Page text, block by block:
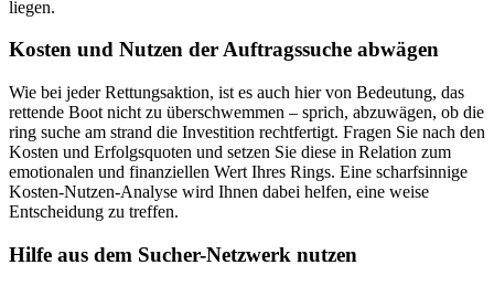
liegen.
Kosten und Nutzen der Auftragssuche abwägen
Wie bei jeder Rettungsaktion, ist es auch hier von Bedeutung, das
rettende Boot nicht zu überschwemmen – sprich, abzuwägen, ob die
ring suche am strand die Investition rechtfertigt. Fragen Sie nach den
Kosten und Erfolgsquoten und setzen Sie diese in Relation zum
emotionalen und finanziellen Wert Ihres Rings. Eine scharfsinnige
Kosten-Nutzen-Analyse wird Ihnen dabei helfen, eine weise
Entscheidung zu treffen.
Hilfe aus dem Sucher-Netzwerk nutzen